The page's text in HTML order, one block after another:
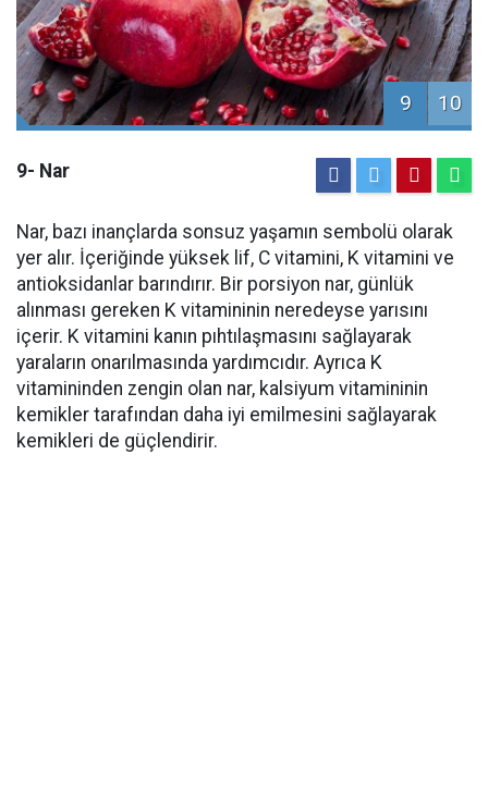
9 10
9- Nar
Nar, bazı inançlarda sonsuz yaşamın sembolü olarak
yer alır. İçeriğinde yüksek lif, C vitamini, K vitamini ve
antioksidanlar barındırır. Bir porsiyon nar, günlük
alınması gereken K vitamininin neredeyse yarısını
içerir. K vitamini kanın pıhtılaşmasını sağlayarak
yaraların onarılmasında yardımcıdır. Ayrıca K
vitamininden zengin olan nar, kalsiyum vitamininin
kemikler tarafından daha iyi emilmesini sağlayarak
kemikleri de güçlendirir.